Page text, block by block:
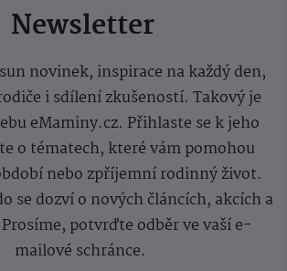
Newsletter
novinek, inspirace na každý den,
i sdílení zkušeností. Takový je
eMaminy.cz. Přihlaste se k jeho
o tématech, které vám pomohou
nebo zpříjemní rodinný život.
se dozví o nových článcích, akcích a
potvrďte odběr ve vaší e-
mailové schránce.